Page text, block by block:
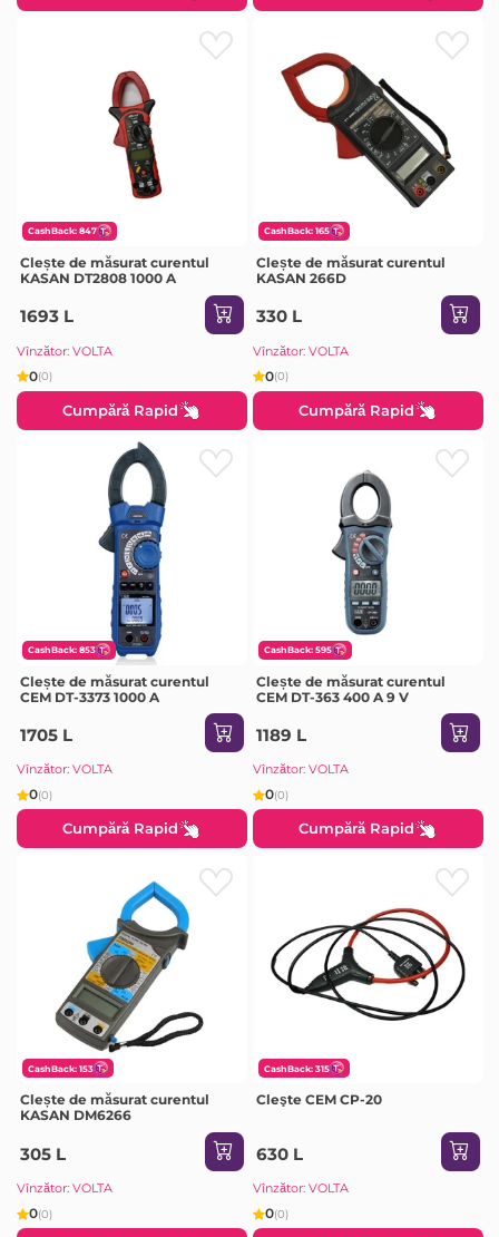
CashBack: 847
Clește de măsurat curentul
KASAN DT2808 1000 A
1693 L
Vînzător: VOLTA
0(0)
Cumpără Rapid
CashBack: 165
Clește de măsurat curentul
KASAN 266D
330 L
Vînzător: VOLTA
0(0)
Cumpără Rapid
CashBack: 853
Clește de măsurat curentul
CEM DT-3373 1000 A
1705 L
Vînzător: VOLTA
0(0)
Cumpără Rapid
CashBack: 595
Clește de măsurat curentul
CEM DT-363 400 A 9 V
1189 L
Vînzător: VOLTA
0(0)
Cumpără Rapid
CashBack: 153
Clește de măsurat curentul
KASAN DM6266
305 L
Vînzător: VOLTA
0(0)
CashBack: 315
Cleşte CEM CP-20
630 L
Vînzător: VOLTA
0(0)